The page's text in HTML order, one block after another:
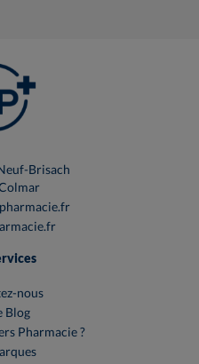
Brisach
nous
Blog
Pharmacie ?